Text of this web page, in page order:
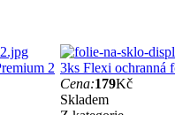
2 3ks Flexi ochranná
Cena:179Kč
Skladem